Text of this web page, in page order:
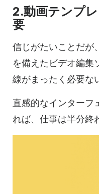
2.動画テンプ
要
信じがたいことだが
を備えたビデオ編集
線がまったく必要な
直感的なインターフ
れば、仕事は半分終